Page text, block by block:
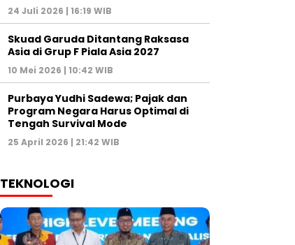
24 Juli 2026 | 16:19 WIB
Skuad Garuda Ditantang Raksasa
Asia di Grup F Piala Asia 2027
10 Mei 2026 | 10:42 WIB
Purbaya Yudhi Sadewa; Pajak dan
Program Negara Harus Optimal di
Tengah Survival Mode
25 April 2026 | 21:42 WIB
TEKNOLOGI